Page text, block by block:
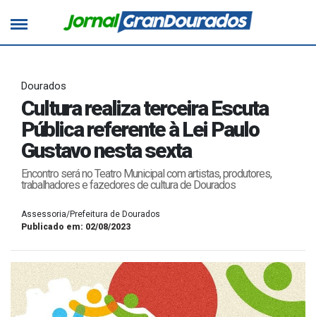
Dourados
Cultura realiza terceira Escuta
Pública referente à Lei Paulo
Gustavo nesta sexta
Encontro será no Teatro Municipal com artistas, produtores,
trabalhadores e fazedores de cultura de Dourados
Assessoria/Prefeitura de Dourados
Publicado em: 02/08/2023